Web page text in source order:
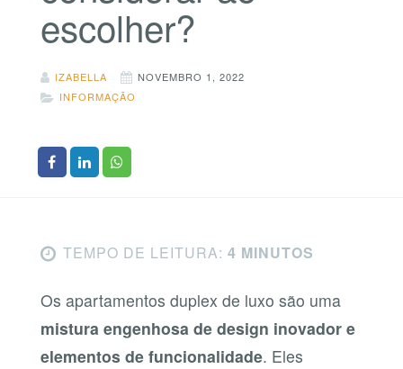
escolher?
IZABELLA
NOVEMBRO 1, 2022
INFORMAÇÃO
TEMPO DE LEITURA: 4 MINUTOS
Os apartamentos duplex de luxo são uma
mistura engenhosa de design inovador e
elementos de funcionalidade. Eles